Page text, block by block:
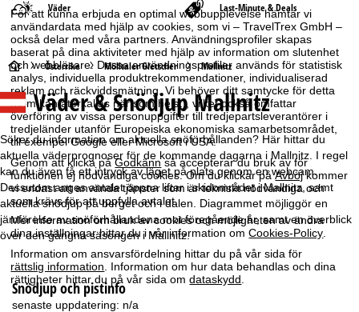
För att kunna erbjuda en optimal webbupplevelse hämtar vi
användardata med hjälp av cookies, som vi – TravelTrex GmbH –
också delar med våra partners. Användningsprofiler skapas
baserat på dina aktiviteter med hjälp av information om slutenhet
och webbläsare. Dessa användningsprofiler används för statistisk
analys, individuella produktrekommendationer, individualiserad
reklam och räckviddsmätning. Vi behöver ditt samtycke för detta
(som kan återkallas när som helst), vilket också omfattar
överföring av vissa personuppgifter till tredjepartsleverantörer i
tredjeländer utanför Europeiska ekonomiska samarbetsområdet,
till exempel Google eller Microsoft i USA.
Genom att klicka påGodkännså accepterar du bruk av för
funktionen ej nödvändiga cookies. Om du klickar påAvböjkommer
vi endast att använda tjänster som är tekniskt nödvändiga och
som krävs för att uppfylla avtalet.
Mer information om bruk av cookies och möjligheten av ändra
dina inställningar hittar du i vår information omCookies-Policy.
Information om ansvarsfördelning hittar du på vår sida för
rättslig information. Information om hur data behandlas och dina
rättigheter hittar du på vår sida omdataskydd.
Väder Last-Minute & Deals
S
t
a
r
t
s
i
d
Österrike Mölltaler Gletscher Mallnitz
Väder & Snödjup Mallnitz
Söker du information om aktuella snöförhållanden? Här hittar du
aktuella väderprognoser för de kommande dagarna i Mallnitz. I regel
kan du även få ett intryck av läget på plats genom en webcam.
Dessutom anges antalet öppna liftar i skidområdet i Mallnitz, samt
aktuella snödjup på berget och i dalen. Diagrammet möjliggör en
jämförelse av snöförhållandena mot föregående år, samt en överblick
över den gångna säsongen i Mallnitz.
Snödjup och pistinfo
senaste uppdatering: n/a